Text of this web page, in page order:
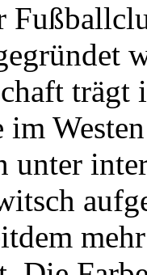
unter